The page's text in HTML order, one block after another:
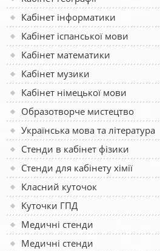
Кабінет інформатики
Кабінет іспанської мови
Кабінет математики
Кабінет музики
Кабінет німецької мови
Образотворче мистецтво
Українська мова та література
Стенди в кабінет фізики
Стенди для кабінету хімії
Класний куточок
Куточки ГПД
Медичні стенди
Медичні стенди